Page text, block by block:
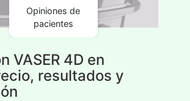
VASER 4D en
resultados y
Opiniones de
pacientes